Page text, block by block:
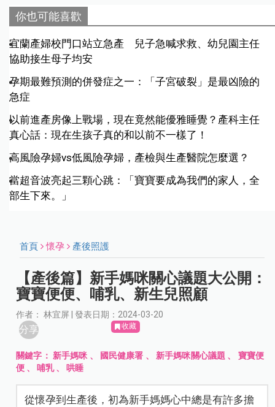
你也可能喜歡
宜蘭產婦校門口站立急產 兒子急喊求救、幼兒園主任
協助接生母子均安
孕期最難預測的併發症之一：「子宮破裂」是最凶險的
急症
以前進產房像上戰場，現在竟然能優雅睡覺？產科主任
真心話：現在生孩子真的和以前不一樣了！
高風險孕婦vs低風險孕婦，產檢與生產醫院怎麼選？
當超音波亮起三顆心跳：「寶寶要成為我們的家人，全
部生下來。」
首頁 懷孕 產後照護
【產後篇】新手媽咪關心議題大公開：
寶寶便便、哺乳、新生兒照顧
作者： 林宜屏 | 發表日期：2024-03-20
分享 收藏
關鍵字： 新手媽咪 、 國民健康署 、 新手媽咪關心議題 、 寶寶便
便 、哺乳、哄睡
從懷孕到生產後，初為新手媽媽心中總是有許多擔